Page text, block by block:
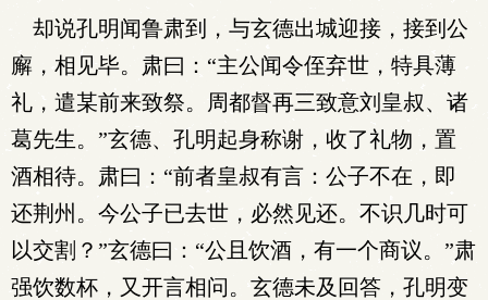
却说孔明闻鲁肃到，与玄德出城迎接，接到公
廨，相见毕。肃曰：“主公闻令侄弃世，特具薄
礼，遣某前来致祭。周都督再三致意刘皇叔、诸
葛先生。”玄德、孔明起身称谢，收了礼物，置
酒相待。肃曰：“前者皇叔有言：公子不在，即
还荆州。今公子已去世，必然见还。不识几时可
以交割？”玄德曰：“公且饮酒，有一个商议。”肃
强饮数杯，又开言相问。玄德未及回答，孔明变